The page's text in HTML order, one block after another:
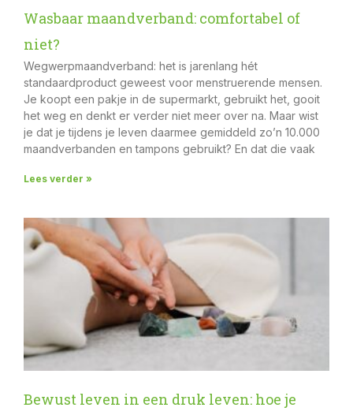
Wasbaar maandverband: comfortabel of
niet?
Wegwerpmaandverband: het is jarenlang hét
standaardproduct geweest voor menstruerende mensen.
Je koopt een pakje in de supermarkt, gebruikt het, gooit
het weg en denkt er verder niet meer over na. Maar wist
je dat je tijdens je leven daarmee gemiddeld zo’n 10.000
maandverbanden en tampons gebruikt? En dat die vaak
Lees verder »
Bewust leven in een druk leven: hoe je